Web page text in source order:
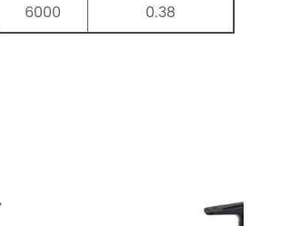
6000
0.38